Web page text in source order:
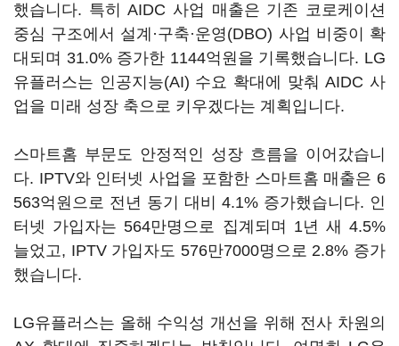
했습니다. 특히 AIDC 사업 매출은 기존 코로케이션
중심 구조에서 설계·구축·운영(DBO) 사업 비중이 확
대되며 31.0% 증가한 1144억원을 기록했습니다. LG
유플러스는 인공지능(AI) 수요 확대에 맞춰 AIDC 사
업을 미래 성장 축으로 키우겠다는 계획입니다.
스마트홈 부문도 안정적인 성장 흐름을 이어갔습니
다. IPTV와 인터넷 사업을 포함한 스마트홈 매출은 6
563억원으로 전년 동기 대비 4.1% 증가했습니다. 인
터넷 가입자는 564만명으로 집계되며 1년 새 4.5%
늘었고, IPTV 가입자도 576만7000명으로 2.8% 증가
했습니다.
LG유플러스는 올해 수익성 개선을 위해 전사 차원의